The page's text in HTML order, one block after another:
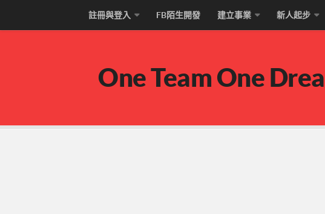
註冊與登入 FB陌生開發 建立事業 新人起步
One Team One